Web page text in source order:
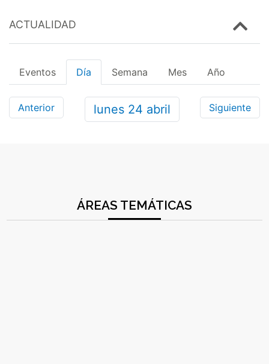
ACTUALIDAD
Eventos Día Semana Mes Año
Anterior lunes 24 abril Siguiente
ÁREAS TEMÁTICAS